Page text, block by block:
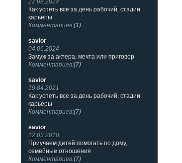
22.08.2024
Как успеть все за день рабочий, стадии
карьеры
Комментариев:(1)
savior
04.06.2024
Замуж за актера, мечта или приговор
Комментариев:(7)
savior
19.04.2021
Как успеть все за день рабочий, стадии
карьеры
Комментариев:(7)
savior
12.03.2018
Приучаем детей помогать по дому,
семейные отношения
Комментариев:(7)